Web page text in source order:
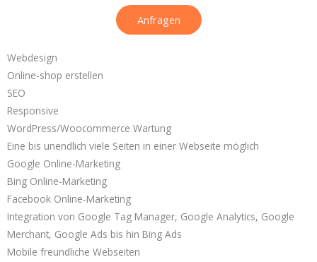
Anfragen
Webdesign
Online-shop erstellen
SEO
Responsive
WordPress/Woocommerce Wartung
Eine bis unendlich viele Seiten in einer Webseite möglich
Google Online-Marketing
Bing Online-Marketing
Facebook Online-Marketing
Integration von Google Tag Manager, Google Analytics, Google
Merchant, Google Ads bis hin Bing Ads
Mobile freundliche Webseiten